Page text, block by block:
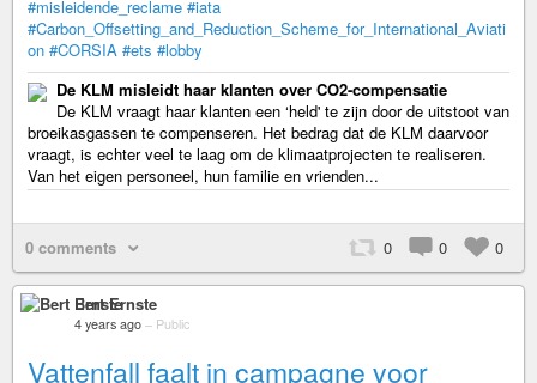
#misleidende_reclame #iata
#Carbon_Offsetting_and_Reduction_Scheme_for_International_Aviati
on #CORSIA #ets #lobby
De KLM misleidt haar klanten over CO2-compensatie
De KLM vraagt haar klanten een ‘held' te zijn door de uitstoot van
broeikasgassen te compenseren. Het bedrag dat de KLM daarvoor
vraagt, is echter veel te laag om de klimaatprojecten te realiseren.
Van het eigen personeel, hun familie en vrienden...
0 comments 0 0 0
Bert Ernste
4 years ago – Public
Vattenfall faalt in campagne voor